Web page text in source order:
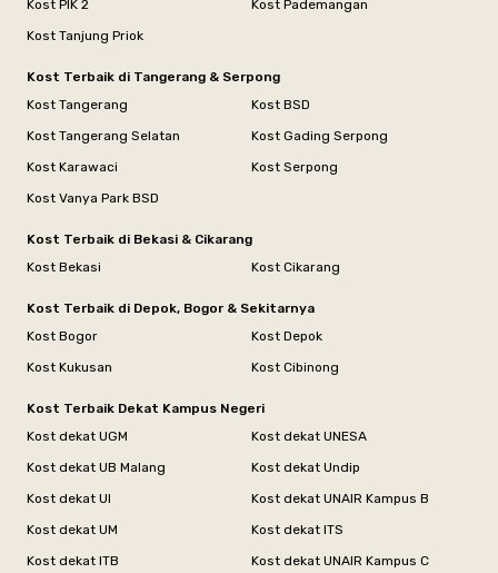
Kost PIK 2
Kost Pademangan
Kost Tanjung Priok
Kost Terbaik di Tangerang & Serpong
Kost Tangerang
Kost BSD
Kost Tangerang Selatan
Kost Gading Serpong
Kost Karawaci
Kost Serpong
Kost Vanya Park BSD
Kost Terbaik di Bekasi & Cikarang
Kost Bekasi
Kost Cikarang
Kost Terbaik di Depok, Bogor & Sekitarnya
Kost Bogor
Kost Depok
Kost Kukusan
Kost Cibinong
Kost Terbaik Dekat Kampus Negeri
Kost dekat UGM
Kost dekat UNESA
Kost dekat UB Malang
Kost dekat Undip
Kost dekat UI
Kost dekat UNAIR Kampus B
Kost dekat UM
Kost dekat ITS
Kost dekat ITB
Kost dekat UNAIR Kampus C